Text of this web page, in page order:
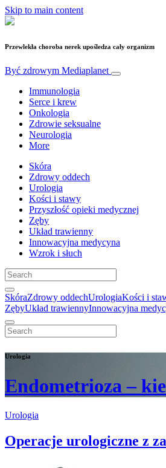
Skip to main content
Przewlekła choroba nerek upośledza cały organizm
Być zdrowym Mediaplanet
Immunologia
Serce i krew
Onkologia
Zdrowie seksualne
Neurologia
More
Skóra
Zdrowy oddech
Urologia
Kości i stawy
Przyszłość opieki medycznej
Zęby
Układ trawienny
Innowacyjna medycyna
Wzrok i słuch
SkóraZdrowy oddechUrologiaKości i
ZębyUkład trawiennyInnowacyjna
Urologia
Endometrioza –
Urologia
Operacje urologiczne z